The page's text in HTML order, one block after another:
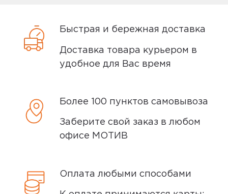
Быстрая и бережная доставка
Доставка товара курьером в
удобное для Вас время
Более 100 пунктов самовывоза
Заберите свой заказ в любом
офисе МОТИВ
Оплата любыми способами